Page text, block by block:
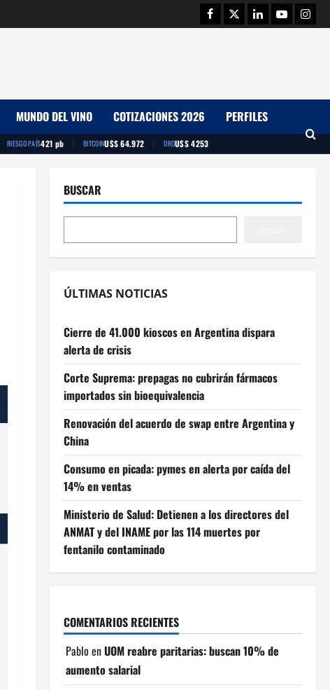
Facebook
TwitterLinkedinYoutube
MUNDO DEL VINO COTIZACIONES 2026 PERFILES
RIESGO PAÍS421 pb | BITCOINU$S 64.972 | OROU$S 4253
BUSCAR
ÚLTIMAS NOTICIAS
Cierre de 41.000 kioscos en Argentina dispara
alerta de crisis
Corte Suprema: prepagas no cubrirán fármacos
importados sin bioequivalencia
Renovación del acuerdo de swap entre Argentina y
China
Consumo en picada: pymes en alerta por caída del
14% en ventas
Ministerio de Salud: Detienen a los directores del
ANMAT y del INAME por las 114 muertes por
fentanilo contaminado
COMENTARIOS RECIENTES
Pablo enUOM reabre paritarias: buscan 10% de
aumento salarial